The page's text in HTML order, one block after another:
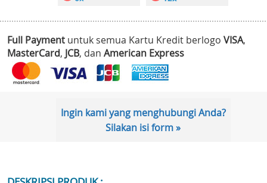
Full Payment untuk semua Kartu Kredit berlogo VISA,
MasterCard, JCB, dan American Express
Ingin kami yang menghubungi Anda?
Silakan isi form »